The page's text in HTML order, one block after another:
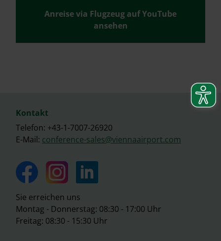
Anreise via Flugzeug auf YouTube
ansehen
Kontakt
Telefon: +43-1-7007-26920
E-Mail: conference-sales@viennaairport.com
Sie erreichen uns
Montag - Donnerstag: 08:30 - 17:00 Uhr
Freitag: 08:30 - 15:30 Uhr